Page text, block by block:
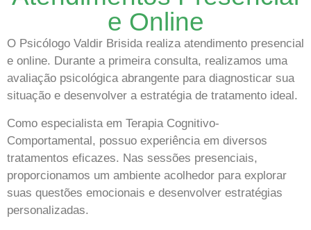
e Online
O Psicólogo Valdir Brisida realiza atendimento presencial
e online. Durante a primeira consulta, realizamos uma
avaliação psicológica abrangente para diagnosticar sua
situação e desenvolver a estratégia de tratamento ideal.
Como especialista em Terapia Cognitivo-
Comportamental, possuo experiência em diversos
tratamentos eficazes. Nas sessões presenciais,
proporcionamos um ambiente acolhedor para explorar
suas questões emocionais e desenvolver estratégias
personalizadas.